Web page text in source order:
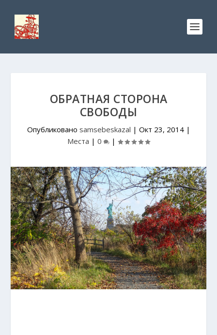
ОБРАТНАЯ СТОРОНА
СВОБОДЫ
Опубликовано samsebeskazal | Окт 23, 2014|
Места | 0 |